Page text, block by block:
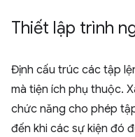
Thiết lập trình
Định cấu trúc các tập
mà tiện ích phụ thuộc.
chức năng cho phép
đến khi các sự kiện đó